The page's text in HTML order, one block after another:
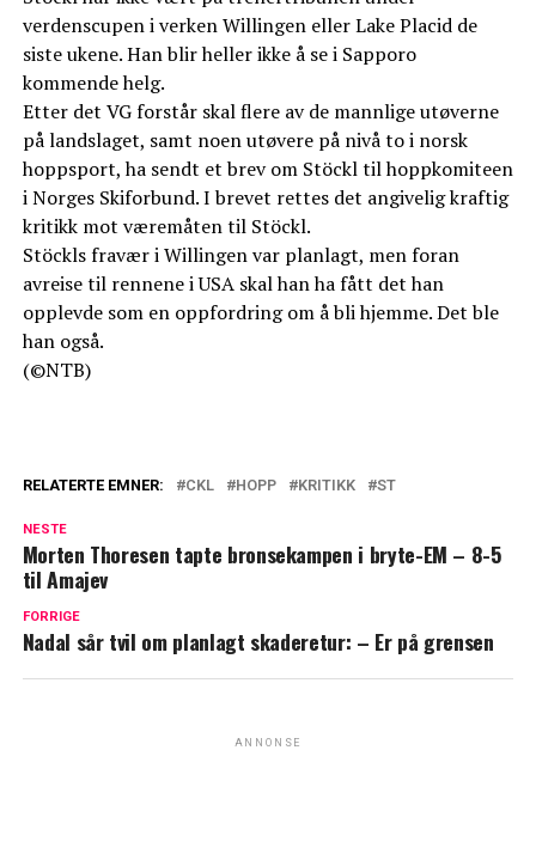
verdenscupen i verken Willingen eller Lake Placid de
siste ukene. Han blir heller ikke å se i Sapporo
kommende helg.
Etter det VG forstår skal flere av de mannlige utøverne
på landslaget, samt noen utøvere på nivå to i norsk
hoppsport, ha sendt et brev om Stöckl til hoppkomiteen
i Norges Skiforbund. I brevet rettes det angivelig kraftig
kritikk mot væremåten til Stöckl.
Stöckls fravær i Willingen var planlagt, men foran
avreise til rennene i USA skal han ha fått det han
opplevde som en oppfordring om å bli hjemme. Det ble
han også.
(©NTB)
RELATERTE EMNER: CKL HOPP KRITIKK ST
NESTE
Morten Thoresen tapte bronsekampen i bryte-EM – 8-5
til Amajev
FORRIGE
Nadal sår tvil om planlagt skaderetur: – Er på grensen
ANNONSE